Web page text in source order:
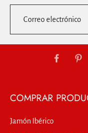
Correo electrónico
COMPRAR
Jamón Ibérico